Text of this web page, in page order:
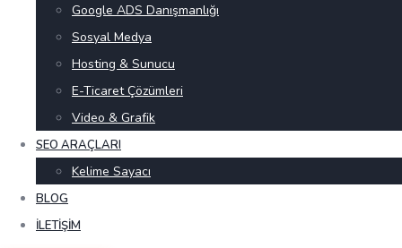
Google ADS Danışmanlığı
Sosyal Medya
Hosting & Sunucu
E-Ticaret Çözümleri
Video & Grafik
SEO ARAÇLARI
Kelime Sayacı
BLOG
İLETIŞIM